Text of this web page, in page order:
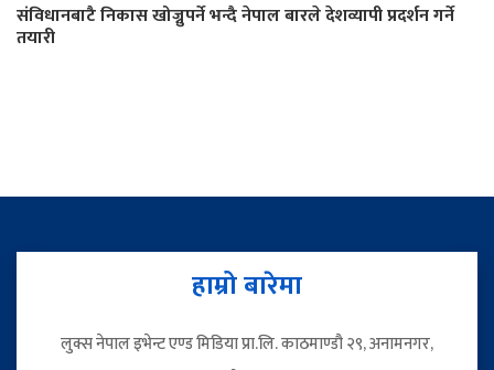
संविधानबाटै निकास खोज्नुपर्ने भन्दै नेपाल बारले देशव्यापी प्रदर्शन गर्ने
तयारी
हाम्रो बारेमा
लुक्स नेपाल इभेन्ट एण्ड मिडिया प्रा.लि. काठमाण्डौ २९, अनामनगर,